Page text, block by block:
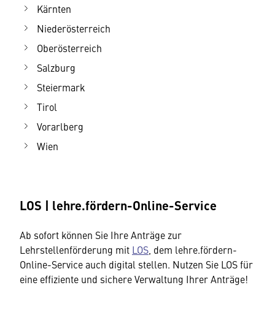
für Lehrberufe | N
Kärnten
Niederösterreich
Oberösterreich
Salzburg
Steiermark
Tirol
Vorarlberg
Wien
LOS | lehre.fördern-Online-Service
Ab sofort können Sie Ihre Anträge zur
Lehrstellenförderung mit LOS , dem lehre.fördern-
Online-Service auch digital stellen. Nutzen Sie LOS für
eine effiziente und sichere Verwaltung Ihrer Anträge!